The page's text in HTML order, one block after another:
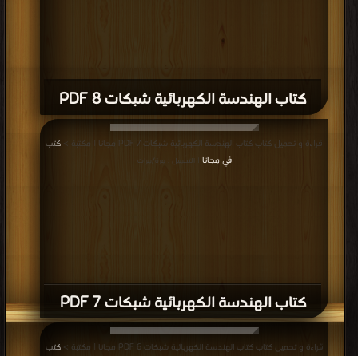
كتاب الهندسة الكهربائية شبكات 8 PDF
كتاب الهندسة الكهربائية شبكات 7 PDF
قراءة و تحميل كتاب كتاب الهندسة الكهربائية شبكات 7 PDF مجانا | مكتبة >
كتب
في مجانا | التحميل : مرة/مرات
قراءة و تحميل كتاب كتاب الهندسة الكهربائية شبكات 6 PDF مجانا | مكتبة >
كتب